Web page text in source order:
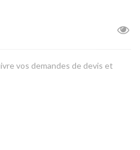
vos demandes de devis et